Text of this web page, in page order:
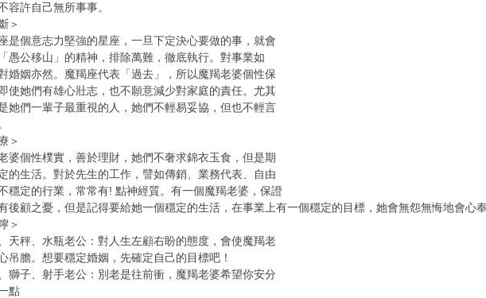
容許自己無所事事。
＞
是個意志力堅強的星座，一旦下定決心要做的事，就會
愚公移山」的精神，排除萬難，徹底執行。對事業如
婚姻亦然。魔羯座代表「過去」，所以魔羯老婆個性保
使她們有雄心壯志，也不願意減少對家庭的責任。尤其
她們一輩子最重視的人，她們不輕易妥協，但也不輕言
＞
婆個性樸實，善於理財，她們不奢求錦衣玉食，但是期
的生活。對於先生的工作，譬如傳銷、業務代表、自由
穩定的行業，常常有! 點神經質。有一個魔羯老婆，保證
後顧之憂，但是記得要給她一個穩定的生活，在事業上有一個穩定的目標，她會無怨無悔地會心奉
＞
天秤、水瓶老公：對人生左顧右盼的態度，會使魔羯老
吊膽。想要穩定婚姻，先確定自己的目標吧！
獅子、射手老公：別老是往前衝，魔羯老婆希望你安分
點